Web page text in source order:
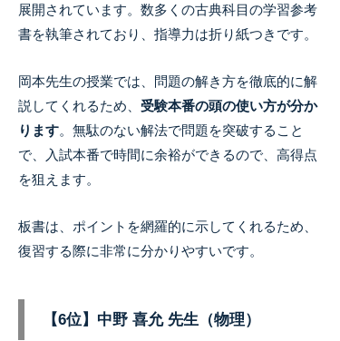
展開されています。数多くの古典科目の学習参考
書を執筆されており、指導力は折り紙つきです。
岡本先生の授業では、問題の解き方を徹底的に解
説してくれるため、 受験本番の頭の使い方が分か
ります。 無駄のない解法で問題を突破すること
で、入試本番で時間に余裕ができるので、高得点
を狙えます。
板書は、ポイントを網羅的に示してくれるため、
復習する際に非常に分かりやすいです。
【6位】中野 喜允 先生（物理）